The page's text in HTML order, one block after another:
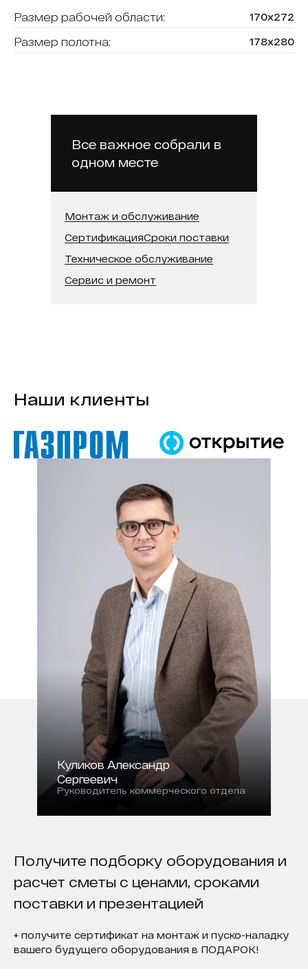
Размер рабочей области: 170х272
Размер полотна: 178х280
Бренд:
Формат экрана:
Диагональ:
Все важное собрали в
одном месте
Монтаж и обслуживание
СертификацияСроки поставки
Техническое обслуживание
Сервис и ремонт
Наши клиенты
Куликов Александр
Сергеевич
Руководитель коммерческого отдела
Получите подборку оборудования и
расчет сметы с ценами, сроками
поставки и презентацией
+ получите сертификат на монтаж и пуско-наладку
вашего будущего оборудования в ПОДАРОК!